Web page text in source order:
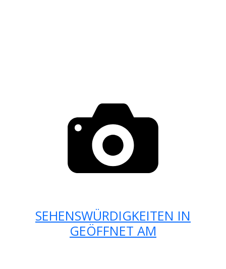
SEHENSWÜRDIGKEITEN IN
GEÖFFNET AM